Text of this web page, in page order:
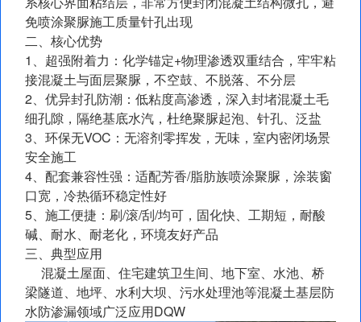
免喷涂聚脲施工质量针孔出现
二、核心优势
1、超强附着力：化学锚定+物理渗透双重结合，牢牢粘
接混凝土与面层聚脲，不空鼓、不脱落、不分层
2、优异封孔防潮：低粘度高渗透，深入封堵混凝土毛
细孔隙，隔绝基底水汽，杜绝聚脲起泡、针孔、泛盐
3、环保无VOC：无溶剂零挥发，无味，室内密闭场景
安全施工
4、配套兼容性强：适配芳香/脂肪族喷涂聚脲，涂装窗
口宽，冷热循环稳定性好
5、施工便捷：刷/滚/刮/均可，固化快、工期短，耐酸
碱、耐水、耐老化，环境友好产品
三、典型应用
混凝土屋面、住宅建筑卫生间、地下室、水池、桥
梁隧道、地坪、水利大坝、污水处理池等混凝土基层防
水防渗漏领域广泛应用DQW